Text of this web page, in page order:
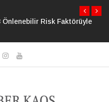
Önlenebilir Risk Faktörüyle